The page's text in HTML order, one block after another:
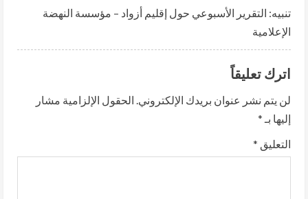
R
e
a
d
i
n
تنبيه:التقرير الأسبوعي حول إقليم أزواد – مؤسسة النهضة
الإعلامية
اترك تعليقاً
لن يتم نشر عنوان بريدك الإلكتروني. الحقول الإلزامية مشار
إليها بـ *
التعليق *